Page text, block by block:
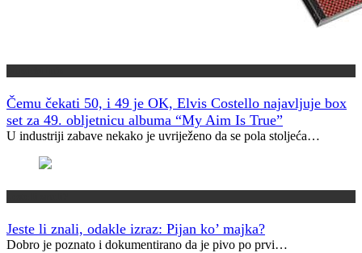
Čemu čekati 50, i 49 je OK, Elvis Costello najavljuje box
set za 49. obljetnicu albuma “My Aim Is True”
U industriji zabave nekako je uvriježeno da se pola stoljeća…
Jeste li znali, odakle izraz: Pijan ko’ majka?
Dobro je poznato i dokumentirano da je pivo po prvi…